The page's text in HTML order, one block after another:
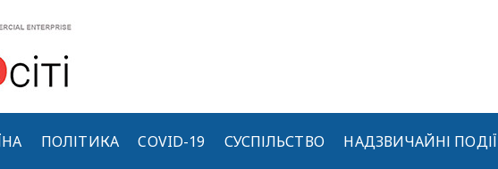
ПОЛІТИКА COVID-19 СУСПІЛЬСТВО НАДЗВИЧАЙНІ ПОДІЇ